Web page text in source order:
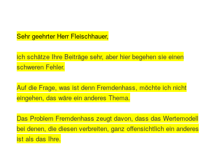
Sehr geehrter Herr Fleischhauer,
ich schätze Ihre Beiträge sehr, aber hier begehen sie einen
schweren Fehler.
Auf die Frage, was ist denn Fremdenhass, möchte ich nicht
eingehen, das wäre ein anderes Thema.
Das Problem Fremdenhass zeugt davon, dass das Wertemodell
bei denen, die diesen verbreiten, ganz offensichtlich ein anderes
ist als das Ihre.